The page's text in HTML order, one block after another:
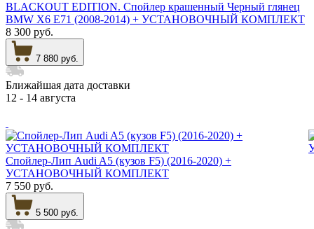
BLACKOUT EDITION. Спойлер крашенный Черный глянец
BMW X6 E71 (2008-2014) + УСТАНОВОЧНЫЙ КОМПЛЕКТ
8 300 руб.
7 880 руб.
Ближайшая дата доставки
12 - 14 августа
Спойлер-Лип Audi A5 (кузов F5) (2016-2020) +
УСТАНОВОЧНЫЙ КОМПЛЕКТ
7 550 руб.
5 500 руб.